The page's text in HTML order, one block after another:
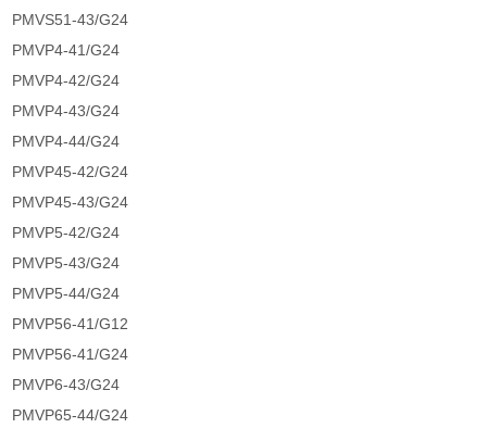
PMVS51-43/G24
PMVP4-41/G24
PMVP4-42/G24
PMVP4-43/G24
PMVP4-44/G24
PMVP45-42/G24
PMVP45-43/G24
PMVP5-42/G24
PMVP5-43/G24
PMVP5-44/G24
PMVP56-41/G12
PMVP56-41/G24
PMVP6-43/G24
PMVP65-44/G24